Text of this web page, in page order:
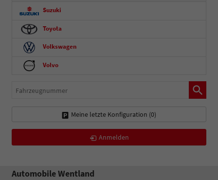
Suzuki
Toyota
Volkswagen
Volvo
Fahrzeugnummer
Meine letzte Konfiguration (0)
Anmelden
Automobile Wentland